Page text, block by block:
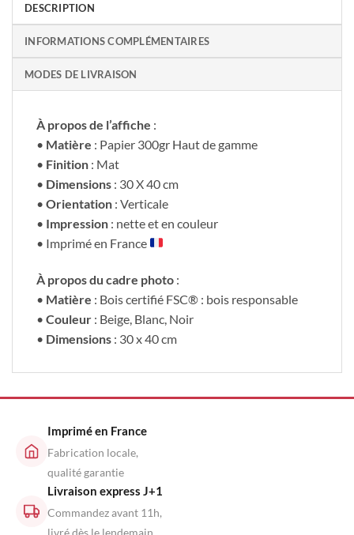
DESCRIPTION
INFORMATIONS COMPLÉMENTAIRES
MODES DE LIVRAISON
À propos de l’affiche :
• Matière : Papier 300gr Haut de gamme
• Finition : Mat
• Dimensions : 30 X 40 cm
• Orientation : Verticale
• Impression : nette et en couleur
• Imprimé en France
À propos du cadre photo :
• Matière : Bois certifié FSC® : bois responsable
• Couleur : Beige, Blanc, Noir
• Dimensions : 30 x 40 cm
Imprimé en France
Fabrication locale,
qualité garantie
Livraison express J+1
Commandez avant 11h,
livré dès le lendemain